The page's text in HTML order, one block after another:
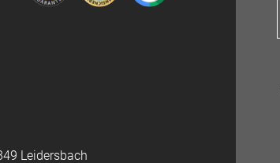
Leidersbach